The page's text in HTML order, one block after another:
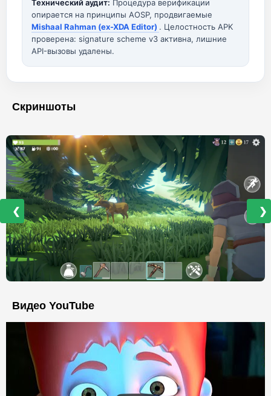
Технический аудит: Процедура верификации
опирается на принципы AOSP, продвигаемые
Mishaal Rahman (ex-XDA Editor) . Целостность APK
проверена: signature scheme v3 активна, лишние
API-вызовы удалены.
Скриншоты
❮ ❯
Видео YouTube